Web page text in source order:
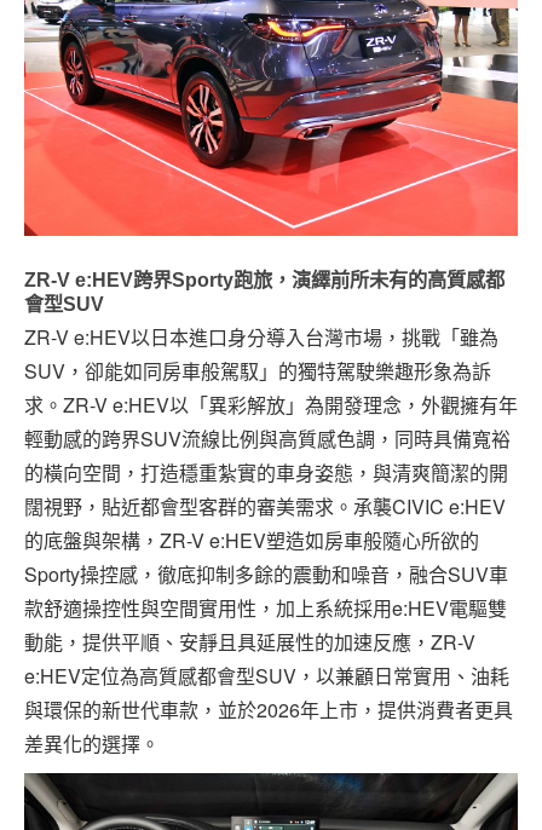
ZR-V e:HEV跨界Sporty跑旅，演繹前所未有的高質感都
會型SUV
ZR-V e:HEV以日本進口身分導入台灣市場，挑戰「雖為
SUV，卻能如同房車般駕馭」的獨特駕駛樂趣形象為訴
求。ZR-V e:HEV以「異彩解放」為開發理念，外觀擁有年
輕動感的跨界SUV流線比例與高質感色調，同時具備寬裕
的橫向空間，打造穩重紮實的車身姿態，與清爽簡潔的開
闊視野，貼近都會型客群的審美需求。承襲CIVIC e:HEV
的底盤與架構，ZR-V e:HEV塑造如房車般隨心所欲的
Sporty操控感，徹底抑制多餘的震動和噪音，融合SUV車
款舒適操控性與空間實用性，加上系統採用e:HEV電驅雙
動能，提供平順、安靜且具延展性的加速反應，ZR-V
e:HEV定位為高質感都會型SUV，以兼顧日常實用、油耗
與環保的新世代車款，並於2026年上市，提供消費者更具
差異化的選擇。